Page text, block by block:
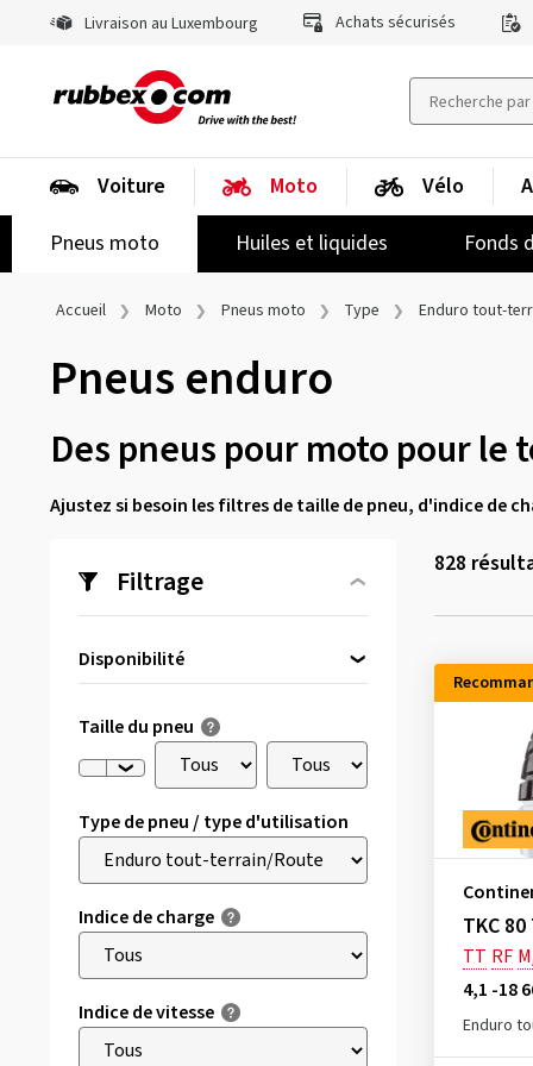
Livraison au Luxembourg Achats sécurisés
Voiture
Moto
Pneus moto
Huiles et liquides Fonds
Vélo
Accueil Moto Pneus moto Type Enduro tout-
Pneus enduro
Des pneus pour moto pour
Ajustez si besoin les filtres de taille de pneu, d'indice de
Filtrage
Disponibilité
Taille du pneu
Type de pneu / type d'utilisation
Indice de charge
Indice de vitesse
828
TKC
TT RF
4,1 -18
Enduro